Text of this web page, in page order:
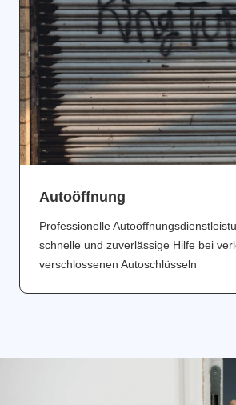
Аutoöffnung
Professionelle
schnelle und zuverlässige Hilfe bei
verschlossenen Autoschlüsseln